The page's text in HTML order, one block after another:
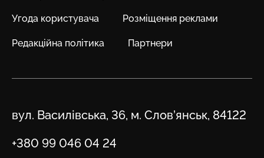
Угода користувача Розміщення реклами
Редакційна політика Партнери
Адреса
вул. Василівська, 36, м. Слов’янськ, 84122
Телефон
+380 99 046 04 24